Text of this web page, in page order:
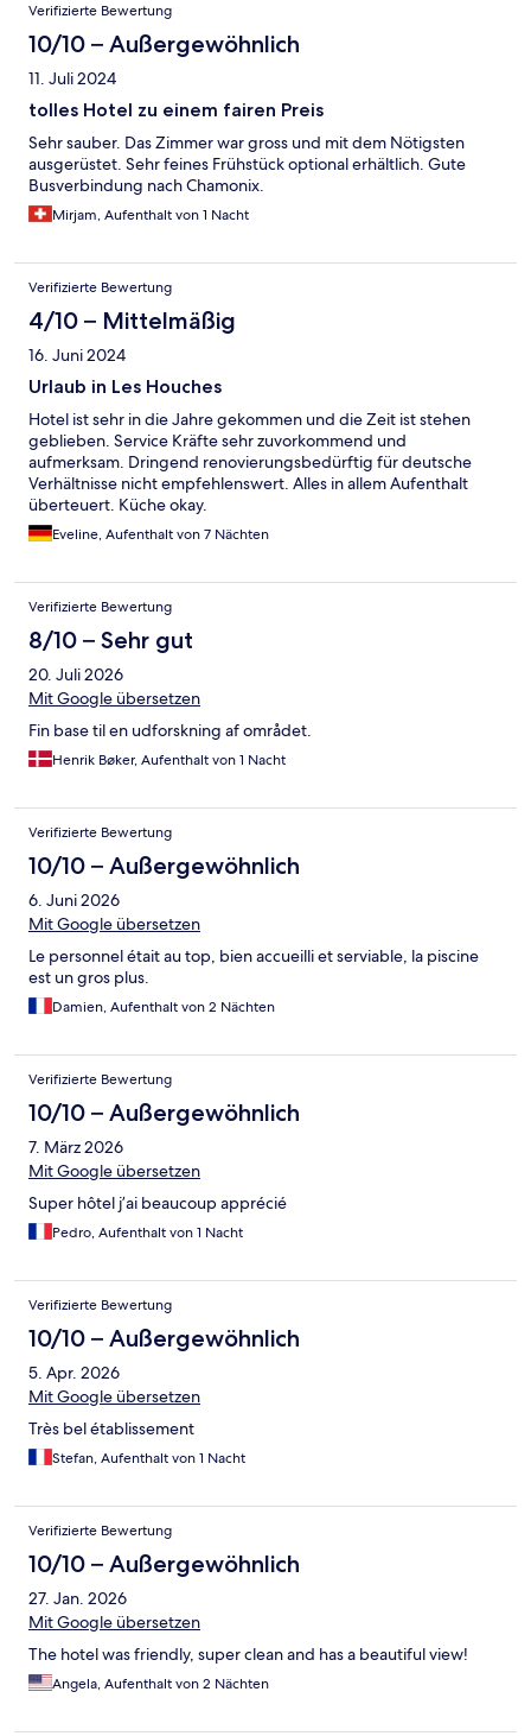
Verifizierte Bewertung
10/10 – Außergewöhnlich
11. Juli 2024
tolles Hotel zu einem fairen Preis
Sehr sauber. Das Zimmer war gross und mit dem Nötigsten
ausgerüstet. Sehr feines Frühstück optional erhältlich. Gute
Busverbindung nach Chamonix.
Mirjam, Aufenthalt von 1 Nacht
Verifizierte Bewertung
4/10 – Mittelmäßig
16. Juni 2024
Urlaub in Les Houches
Hotel ist sehr in die Jahre gekommen und die Zeit ist stehen
geblieben. Service Kräfte sehr zuvorkommend und
aufmerksam. Dringend renovierungsbedürftig für deutsche
Verhältnisse nicht empfehlenswert. Alles in allem Aufenthalt
überteuert. Küche okay.
Eveline, Aufenthalt von 7 Nächten
Verifizierte Bewertung
8/10 – Sehr gut
20. Juli 2026
Mit Google übersetzen
Fin base til en udforskning af området.
Henrik Bøker, Aufenthalt von 1 Nacht
Verifizierte Bewertung
10/10 – Außergewöhnlich
6. Juni 2026
Mit Google übersetzen
Le personnel était au top, bien accueilli et serviable, la piscine
est un gros plus.
Damien, Aufenthalt von 2 Nächten
Verifizierte Bewertung
10/10 – Außergewöhnlich
7. März 2026
Mit Google übersetzen
Super hôtel j’ai beaucoup apprécié
Pedro, Aufenthalt von 1 Nacht
Verifizierte Bewertung
10/10 – Außergewöhnlich
5. Apr. 2026
Mit Google übersetzen
Très bel établissement
Stefan, Aufenthalt von 1 Nacht
Verifizierte Bewertung
10/10 – Außergewöhnlich
27. Jan. 2026
Mit Google übersetzen
The hotel was friendly, super clean and has a beautiful view!
Angela, Aufenthalt von 2 Nächten